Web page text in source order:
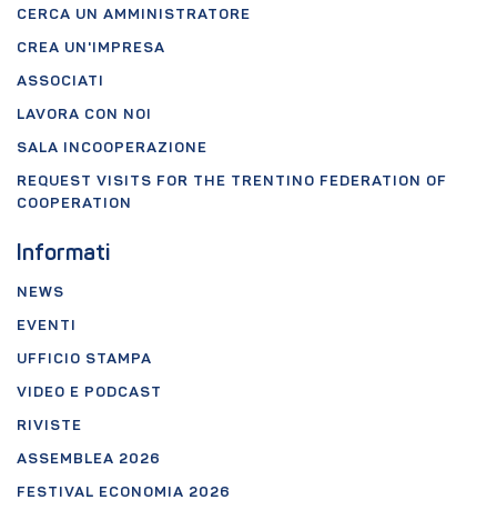
CERCA UN AMMINISTRATORE
CREA UN'IMPRESA
ASSOCIATI
LAVORA CON NOI
SALA INCOOPERAZIONE
REQUEST VISITS FOR THE TRENTINO FEDERATION OF
COOPERATION
Informati
NEWS
EVENTI
UFFICIO STAMPA
VIDEO E PODCAST
RIVISTE
ASSEMBLEA 2026
FESTIVAL ECONOMIA 2026